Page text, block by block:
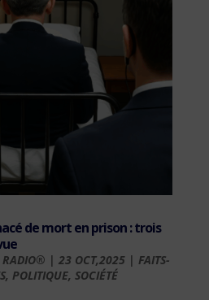
de mort en prison : trois
RADIO® | 23 OCT,2025| FAITS-
, POLITIQUE, SOCIÉTÉ